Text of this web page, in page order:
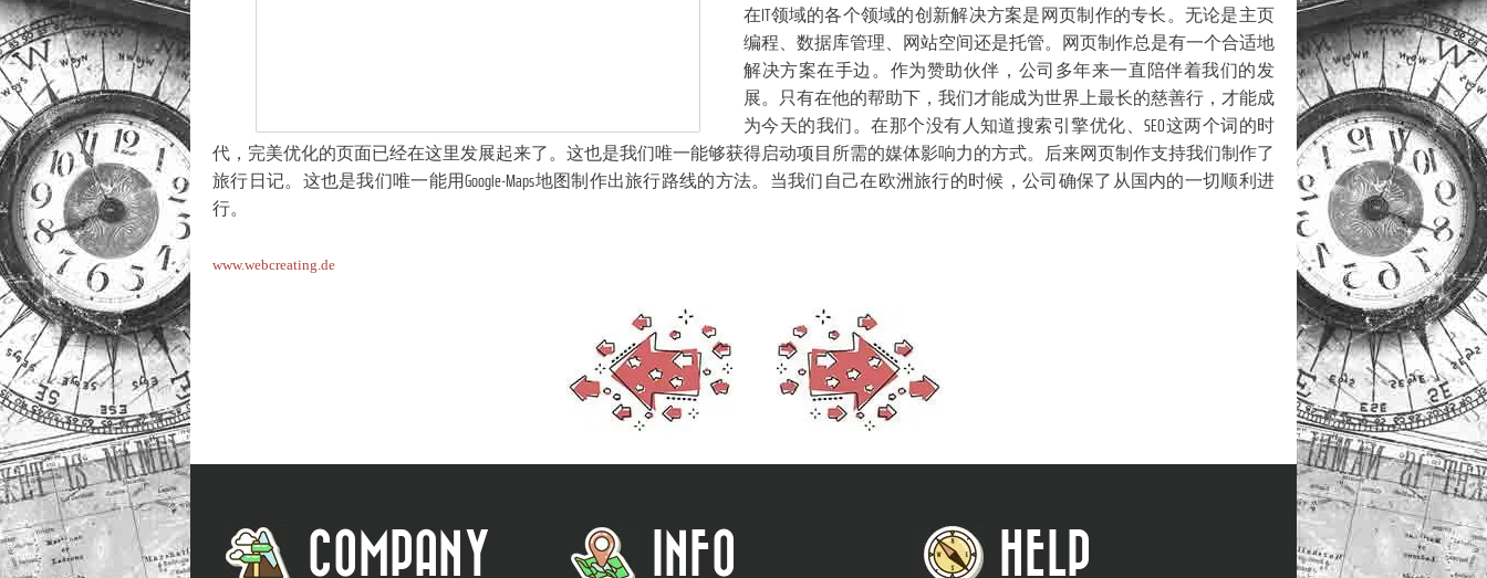
在IT领域的各个领域的创新解决方案是网页制作的专长。无论是主页
编程、数据库管理、网站空间还是托管。网页制作总是有一个合适地
解决方案在手边。作为赞助伙伴，公司多年来一直陪伴着我们的发
展。只有在他的帮助下，我们才能成为世界上最长的慈善行，才能成
为今天的我们。在那个没有人知道搜索引擎优化、SEO这两个词的时
代，完美优化的页面已经在这里发展起来了。这也是我们唯一能够获得启动项目所需的媒体影响力的方式。后来网页制作支持我们制作了
旅行日记。这也是我们唯一能用Google-Maps地图制作出旅行路线的方法。当我们自己在欧洲旅行的时候，公司确保了从国内的一切顺利进
行。
www.webcreating.de
COMPANY INFO HELP